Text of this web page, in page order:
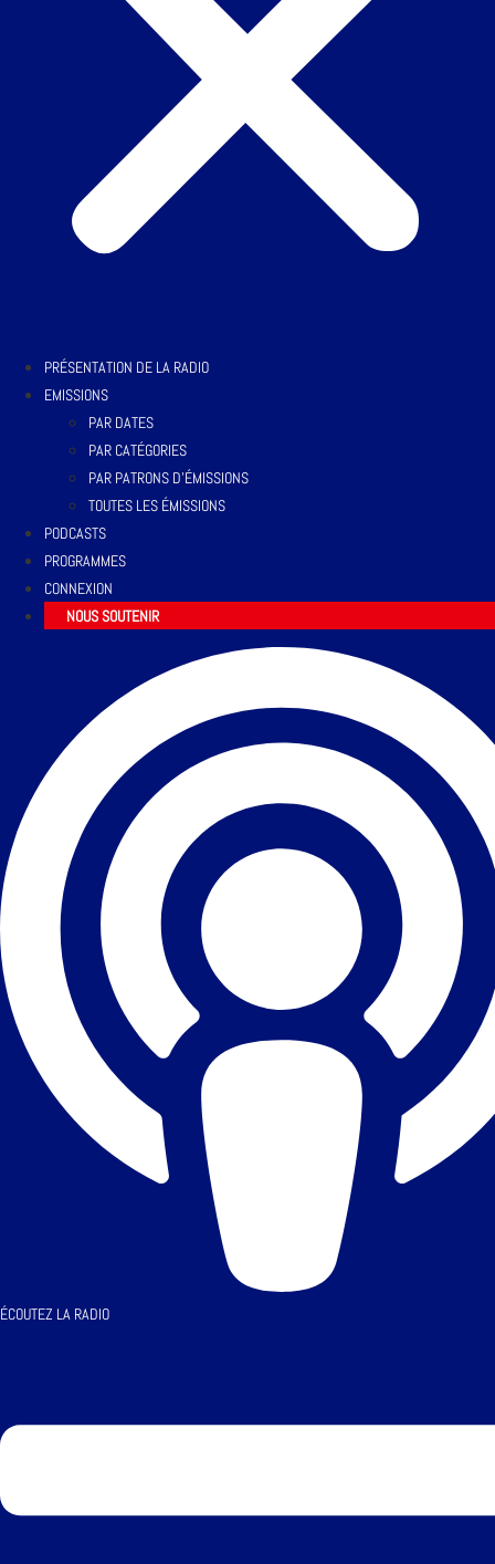
PRÉSENTATION DE LA RADIO
EMISSIONS
PAR DATES
PAR CATÉGORIES
PAR PATRONS D’ÉMISSIONS
TOUTES LES ÉMISSIONS
PODCASTS
PROGRAMMES
CONNEXION
NOUS SOUTENIR
ÉCOUTEZ LA RADIO